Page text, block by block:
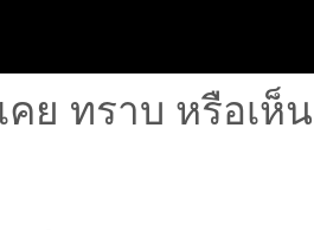
คย ทราบ หรือเ